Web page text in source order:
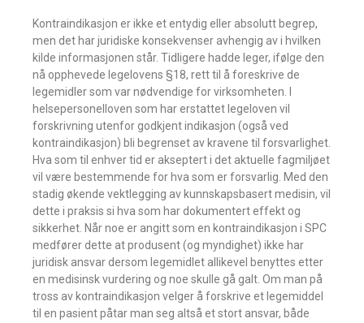
Kontraindikasjon er ikke et entydig eller absolutt begrep,
men det har juridiske konsekvenser avhengig av i hvilken
kilde informasjonen står. Tidligere hadde leger, ifølge den
nå opphevede legelovens §18, rett til å foreskrive de
legemidler som var nødvendige for virksomheten. I
helsepersonelloven som har erstattet legeloven vil
forskrivning utenfor godkjent indikasjon (også ved
kontraindikasjon) bli begrenset av kravene til forsvarlighet.
Hva som til enhver tid er akseptert i det aktuelle fagmiljøet
vil være bestemmende for hva som er forsvarlig. Med den
stadig økende vektlegging av kunnskapsbasert medisin, vil
dette i praksis si hva som har dokumentert effekt og
sikkerhet. Når noe er angitt som en kontraindikasjon i SPC
medfører dette at produsent (og myndighet) ikke har
juridisk ansvar dersom legemidlet allikevel benyttes etter
en medisinsk vurdering og noe skulle gå galt. Om man på
tross av kontraindikasjon velger å forskrive et legemiddel
til en pasient påtar man seg altså et stort ansvar, både